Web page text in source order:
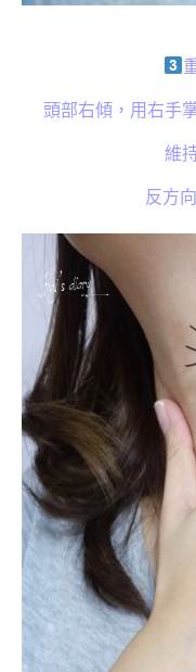
頭部右傾，用右手
維
反方